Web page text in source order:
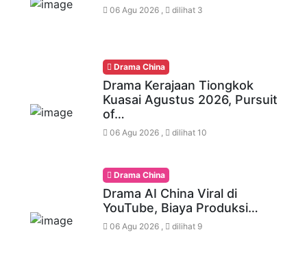
06 Agu 2026 , dilihat 3
Drama China
Drama Kerajaan Tiongkok
Kuasai Agustus 2026, Pursuit
of…
06 Agu 2026 , dilihat 10
Drama China
Drama AI China Viral di
YouTube, Biaya Produksi…
06 Agu 2026 , dilihat 9